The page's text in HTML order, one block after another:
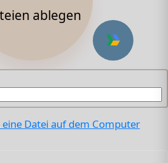
ablegen
eine Datei auf dem Computer